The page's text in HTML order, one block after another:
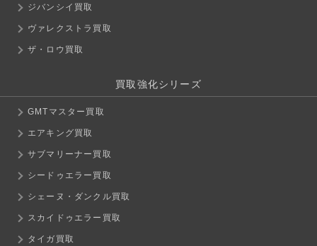
ジバンシイ買取
ヴァレクストラ買取
ザ・ロウ買取
買取強化シリーズ
GMTマスター買取
エアキング買取
サブマリーナー買取
シードゥエラー買取
シェーヌ・ダンクル買取
スカイドゥエラー買取
タイガ買取